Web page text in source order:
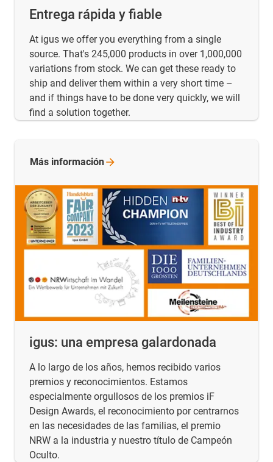
Entrega rápida y fiable
At igus we offer you everything from a single
source. That's 245,000 products in over 1,000,000
variations from stock. We can get these ready to
ship and deliver them within a very short time –
and if things have to be done very quickly, we will
find a solution together.
igus: una empresa galardonada
A lo largo de los años, hemos recibido varios
premios y reconocimientos. Estamos
especialmente orgullosos de los premios iF
Design Awards, el reconocimiento por centrarnos
en las necesidades de las familias, el premio
NRW a la industria y nuestro título de Campeón
Oculto.
Más información